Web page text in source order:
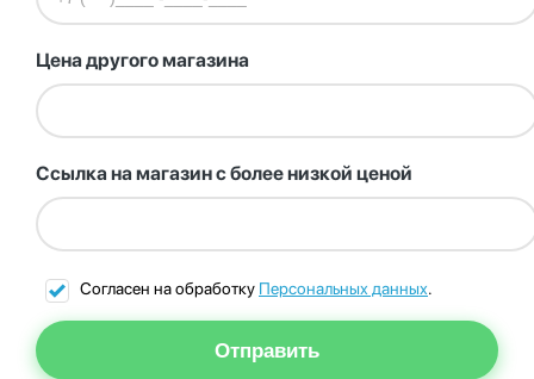
Цена другого магазина
Ссылка на магазин с более низкой ценой
Согласен на обработку Персональных данных.
Отправить